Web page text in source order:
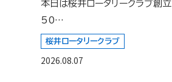
本日は桜井ロータリークラブ創立
50…
桜井ロータリークラブ
2026.08.07